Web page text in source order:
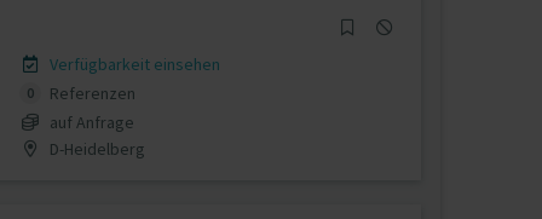
Verfügbarkeit einsehen
0
Referenzen
auf Anfrage
D-Heidelberg